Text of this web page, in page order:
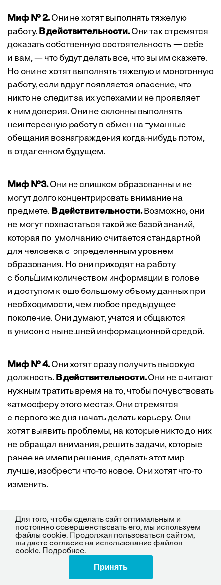
Миф № 2.Они не хотят выполнять тяжелую
работу. В действительности.Они так стремятся
доказать собственную состоятельность — себе
и вам, — что будут делать все, что вы им скажете.
Но они не хотят выполнять тяжелую и монотонную
работу, если вдруг появляется опасение, что
никто не следит за их успехами и не проявляет
к ним доверия. Они не склонны выполнять
неинтересную работу в обмен на туманные
обещания вознаграждения когда-нибудь потом,
в отдаленном будущем.
Миф №3.Они не слишком образованны и не
могут долго концентрировать внимание на
предмете. В действительности.Возможно, они
не могут похвастаться такой же базой знаний,
которая по умолчанию считается стандартной
для человека с определенным уровнем
образования. Но они приходят на работу
с боль́шим количеством информации в голове
и доступом к еще большему объему данных при
необходимости, чем любое предыдущее
поколение. Они думают, учатся и общаются
в унисон с нынешней информационной средой.
Миф № 4.Они хотят сразу получить высокую
должность. В действительности.Они не считают
нужным тратить время на то, чтобы почувствовать
«атмосферу этого места». Они стремятся
с первого же дня начать делать карьеру. Они
хотят выявить проблемы, на которые никто до них
не обращал внимания, решить задачи, которые
ранее не имели решения, сделать этот мир
лучше, изобрести что-то новое. Они хотят что-то
изменить.
Миф № 5. Они хотят, чтобы работа приносила
удовольствие.В действительности.Они
не требуют, чтобы их развлекали, напротив, им
нужно, чтобы их воспринимали всерьез. Но они
хотят, чтобы работа была интересной. Они хотят
Для того, чтобы сделать сайт оптимальным и
постоянно совершенствовать его, мы используем
файлы cookie. Продолжая пользоваться сайтом,
вы даете согласие на использование файлов
cookie.
Подробнее.
Принять